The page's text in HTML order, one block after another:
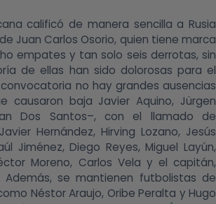
calificó de manera sencilla a Rusia
Juan Carlos Osorio, quien tiene marca
empates y tan solo seis derrotas, sin
de ellas han sido dolorosas para el
no hay grandes ausencias
causaron baja Javier Aquino, Jürgen
Dos Santos–, con el llamado de
Hernández, Hirving Lozano, Jesús
Jiménez, Diego Reyes, Miguel Layún,
Moreno, Carlos Vela y el capitán,
Además, se mantienen futbolistas de
Néstor Araujo, Oribe Peralta y Hugo